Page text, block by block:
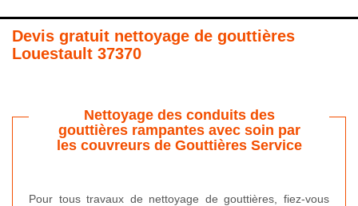
Devis gratuit nettoyage de gouttières
Louestault 37370
Nettoyage des conduits des
gouttières rampantes avec soin par
les couvreurs de Gouttières Service
Pour tous travaux de nettoyage de gouttières, fiez-vous